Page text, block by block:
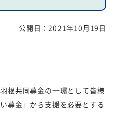
お知らせ
公開日：2021年10月19日
根共同募金の一環として皆様
募金」から支援を必要とする